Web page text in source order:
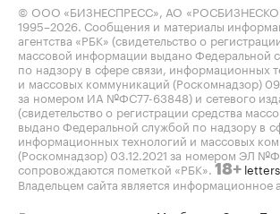
© ООО «БИЗНЕСПРЕСС», АО
1995–2026 . Сообщения и материалы
агентства «РБК» (свидетельство о
массовой информации выдано Федеральной
по надзору в сфере связи, информационных
и массовых коммуникаций (Роскомнадзор)
за номером ИА №ФС77-63848) и сетевого
(свидетельство о регистрации средства
выдано Федеральной службой по надзору в
информационных технологий и массовых
(Роскомнадзор) 03.12.2021 за номером ЭЛ
сопровождаются пометкой «РБК». 18+
Владельцем сайта является информационное